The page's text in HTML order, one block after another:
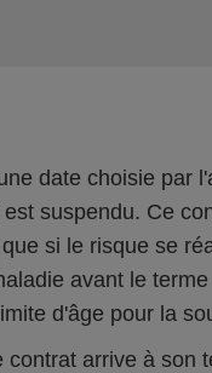
date choisie par
suspendu. Ce
si le risque se
avant le
d'âge pour la
contrat arrive à son